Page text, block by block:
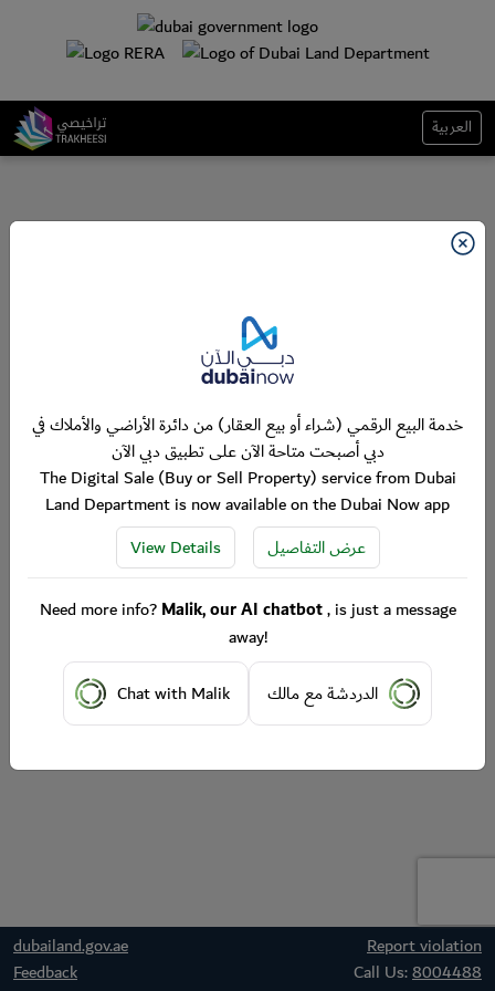
العربية
dubailand.gov.ae
Report violation
Feedback
Call Us:8004488
خدمة البيع الرقمي (شراء أو بيع العقار) من دائرة الأراضي والأملاك في
دبي أصبحت متاحة الآن على تطبيق دبي الآن
The Digital Sale (Buy or Sell Property) service from Dubai
Land Department is now available on the Dubai Now app
View Details
عرض التفاصيل
Need more info?Malik, our AI chatbot, is just a message
away!
Chat with Malik
الدردشة مع مالك